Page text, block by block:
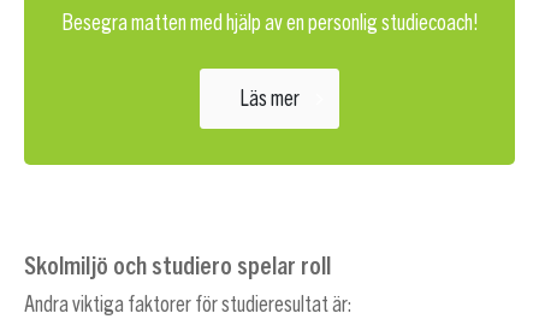
Besegra matten med hjälp av en personlig studiecoach!
Läs mer
Skolmiljö och studiero spelar roll
Andra viktiga faktorer för studieresultat är: